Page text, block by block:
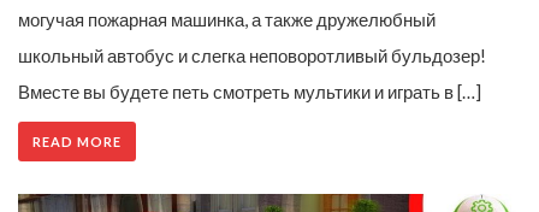
могучая пожарная машинка, а также дружелюбный
школьный автобус и слегка неповоротливый бульдозер!
Вместе вы будете петь смотреть мультики и играть в […]
READ MORE